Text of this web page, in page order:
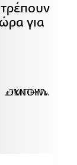
για